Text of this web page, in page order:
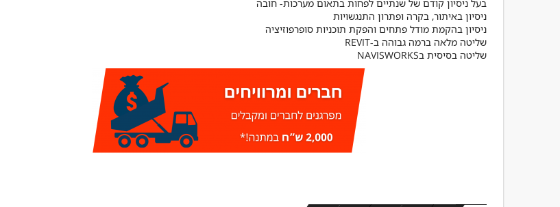
שליטה בסיסית בNAVISWORKS
מפקח בינוי